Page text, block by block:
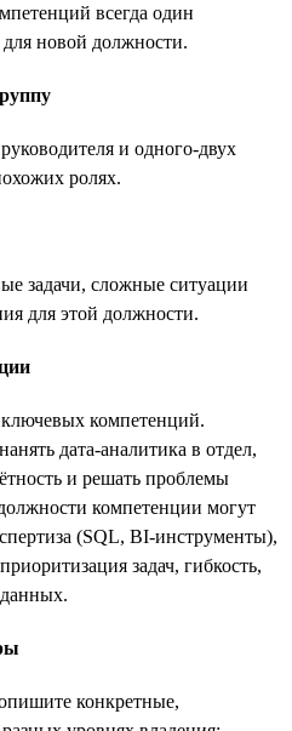
всегда один
новой должности.
и одного-двух
ролях.
задачи, сложные ситуации
для этой должности.
компетенций.
дата-аналитика в отдел,
и решать проблемы
компетенции могут
(SQL, BI-инструменты),
задач, гибкость,
конкретные,